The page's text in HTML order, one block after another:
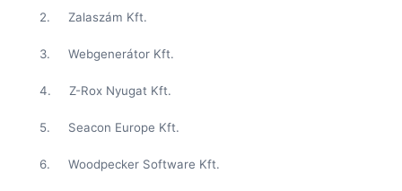
2. Zalaszám Kft.
3. Webgenerátor Kft.
4. Z-Rox Nyugat Kft.
5. Seacon Europe Kft.
6. Woodpecker Software Kft.